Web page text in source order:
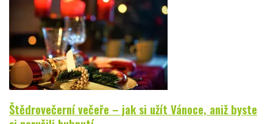
Štědrovečerní večeře – jak si užít Vánoce, aniž byste